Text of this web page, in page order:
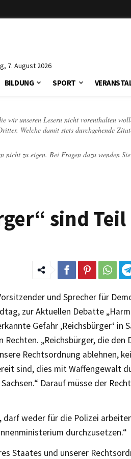
7. August 2026
BILDUNG SPORT
wir unseren Lesern nicht vorenthalten
Welche damit stets durchgehende
zu eigen. Bei Fragen dazu wenden
sind
und Sprecher für
zur Aktuellen Debatte
Gefahr ‚Reichsbürger‘ in
Rechten. „Reichsbürger, die den
Rechtsordnung ablehnen,
sind, dies mit Waffengewalt
Darauf müsse der
darf weder für die Polizei
durchzusetzen.“
Staates und unserer